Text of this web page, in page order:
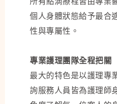
個人身體狀態給予最合
性與專屬性。
專業護理團隊全程把關
最大的特色是以護理專
詢服務人員皆為護理師